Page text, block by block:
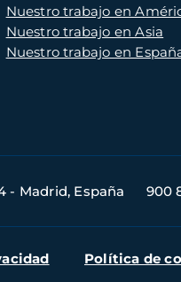
Nuestro trabajo en
Nuestro trabajo en Asia
Nuestro trabajo en
- Madrid, España 900
Política de